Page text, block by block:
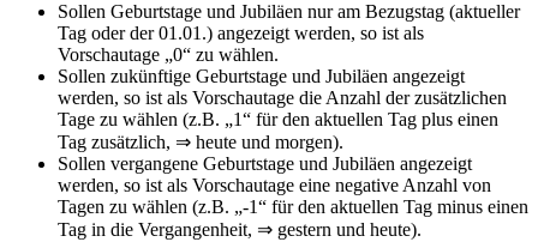
Sollen Geburtstage und Jubiläen nur am Bezugstag (aktueller
Tag oder der 01.01.) angezeigt werden, so ist als
Vorschautage „0“ zu wählen.
Sollen zukünftige Geburtstage und Jubiläen angezeigt
werden, so ist als Vorschautage die Anzahl der zusätzlichen
Tage zu wählen (z.B. „1“ für den aktuellen Tag plus einen
Tag zusätzlich, ⇒ heute und morgen).
Sollen vergangene Geburtstage und Jubiläen angezeigt
werden, so ist als Vorschautage eine negative Anzahl von
Tagen zu wählen (z.B. „-1“ für den aktuellen Tag minus einen
Tag in die Vergangenheit, ⇒ gestern und heute).